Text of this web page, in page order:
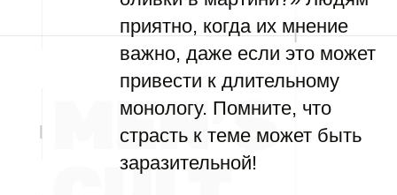
приятно, когда их мнение
важно, даже если это может
привести к длительному
монологу. Помните, что
страсть к теме может быть
заразительной!